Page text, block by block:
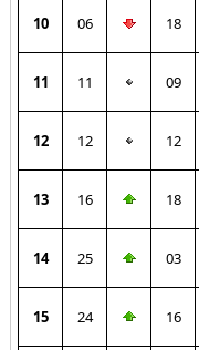
10 06 18
11 11 09
12 12 12
13 16 18
14 25 03
15 24 16